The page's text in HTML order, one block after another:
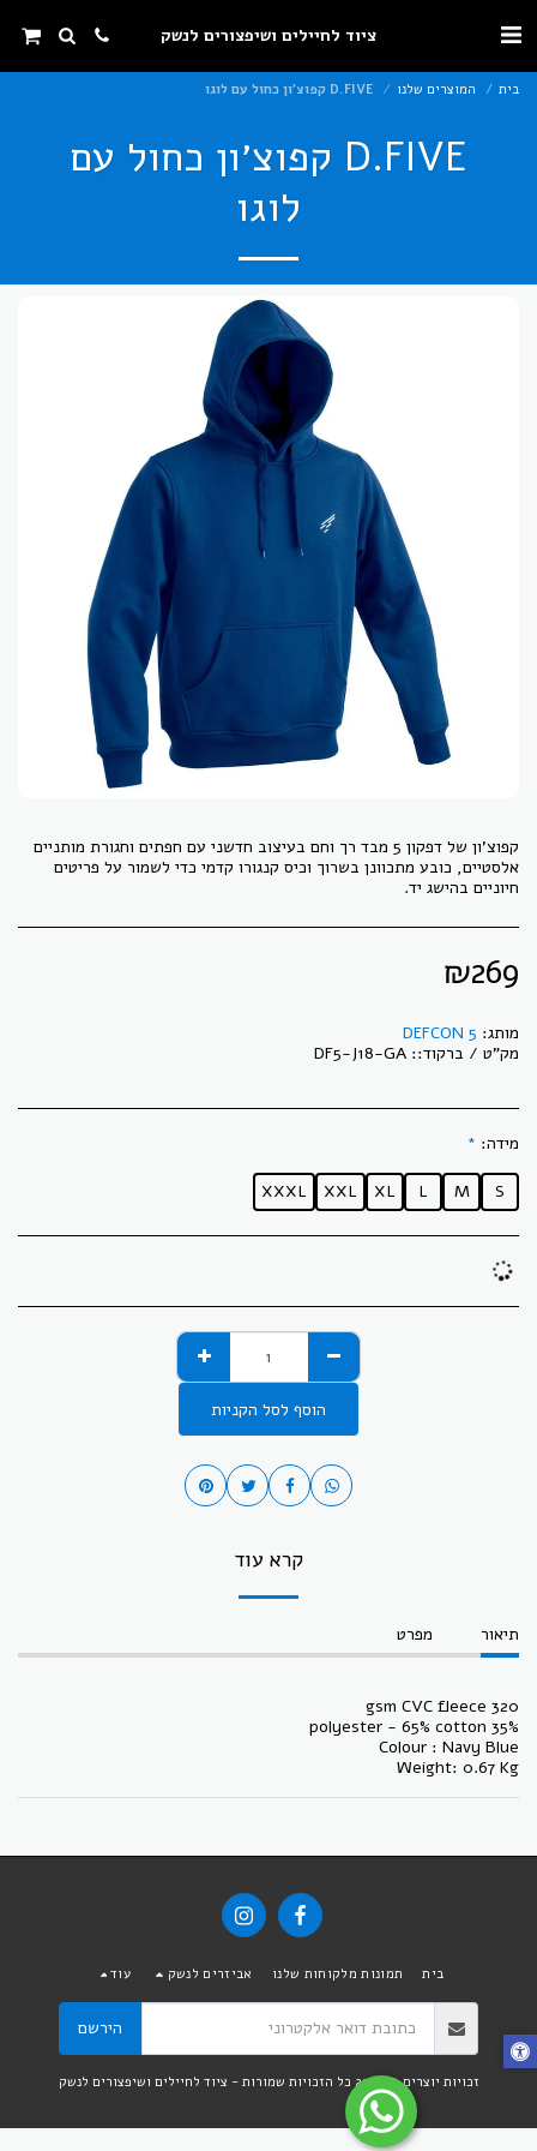
ציוד לחיילים ושיפצורים לנשק
בית המוצרים שלנו D.FIVE קפוצ׳ון כחול עם לוגו
D.FIVE קפוצ׳ון כחול עם
לוגו
קפוצ'ון של דפקון 5 מבד רך וחם בעיצוב חדשני עם חפתים וחגורת מותניים
אלסטיים, כובע מתכוונן בשרוך וכיס קנגורו קדמי כדי לשמור על פריטים
חיוניים בהישג יד.
₪269
מותג: DEFCON 5
מק"ט / ברקוד:: DF5-J18-GA
מידה: *
S
M
L
XL
XXL
XXXL
הוסף לסל הקניות
קרא עוד
תיאור מפרט
320 gsm CVC fleece
35% polyester - 65% cotton
Colour : Navy Blue
Weight: 0.67 Kg
בית תמונות מלקוחות שלנו אביזרים לנשק עוד
הירשם
זכויות יוצרים © 2026 כל הזכויות שמורות - ציוד לחיילים ושיפצורים לנשק